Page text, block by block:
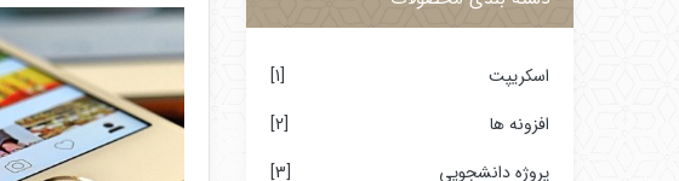
اسکریپت
[1]
افزونه ها
[2]
پروژه دانشجویی
[3]